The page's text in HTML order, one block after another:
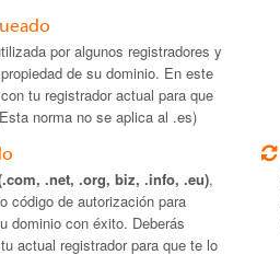
por algunos registradores y
de su dominio. En este
tu registrador actual para que
norma no se aplica al .es)
.net, .org, biz, .info, .eu),
código de autorización para
dominio con éxito. Deberás
actual registrador para que te lo